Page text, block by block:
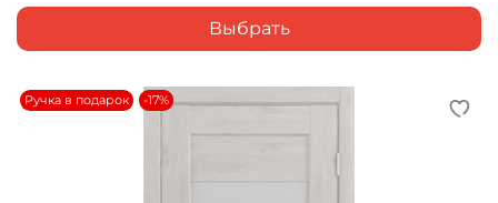
Выбрать
Ручка в подарок -17%